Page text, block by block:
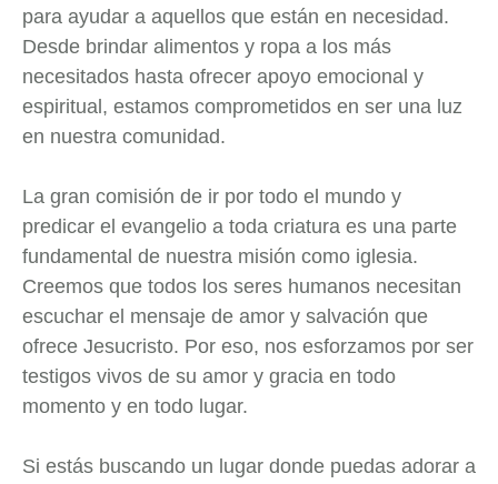
para ayudar a aquellos que están en necesidad.
Desde brindar alimentos y ropa a los más
necesitados hasta ofrecer apoyo emocional y
espiritual, estamos comprometidos en ser una luz
en nuestra comunidad.
La gran comisión de ir por todo el mundo y
predicar el evangelio a toda criatura es una parte
fundamental de nuestra misión como iglesia.
Creemos que todos los seres humanos necesitan
escuchar el mensaje de amor y salvación que
ofrece Jesucristo. Por eso, nos esforzamos por ser
testigos vivos de su amor y gracia en todo
momento y en todo lugar.
Si estás buscando un lugar donde puedas adorar a